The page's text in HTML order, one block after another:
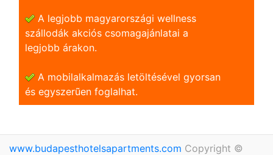
A legjobb magyarországi wellness
szállodák akciós csomagajánlatai a
legjobb árakon.
A mobilalkalmazás letöltésével gyorsan
és egyszerũen foglalhat.
www.budapesthotelsapartments.com Copyright ©